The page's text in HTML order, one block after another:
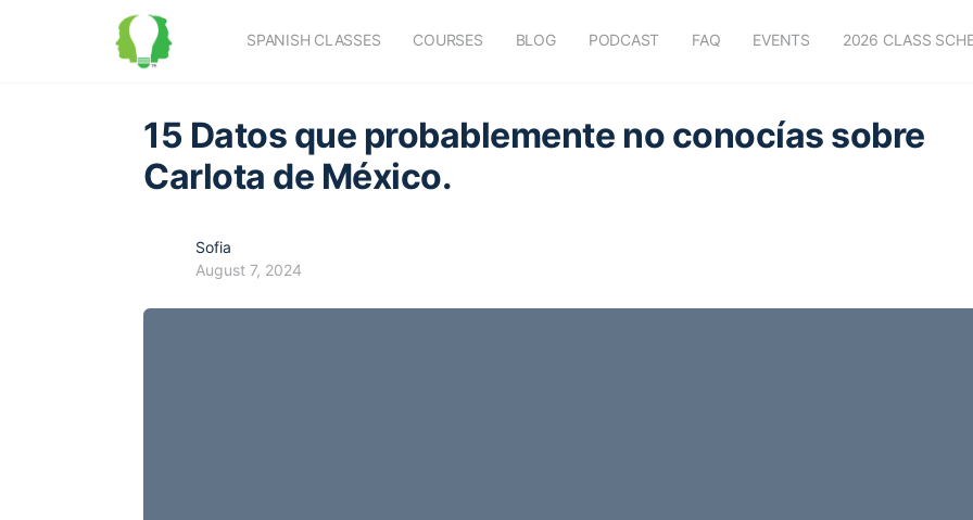
SPANISH CLASSES COURSES BLOG PODCAST FAQ EVENTS 2026 CLASS
15 Datos que probablemente no conocías sobre
Carlota de México.
Sofia
August 7, 2024